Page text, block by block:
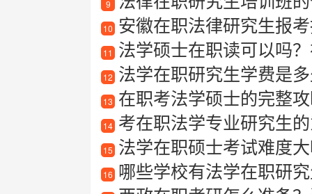
9
10 安徽在职法律研究生报考指
11 法学硕士在职读可以吗
12 法学在职研究生学费是
13 在职考法学硕士的完整攻略
14 考在职法学专业研究生
15 法学在职硕士考试难度
16 哪些学校有法学在职研